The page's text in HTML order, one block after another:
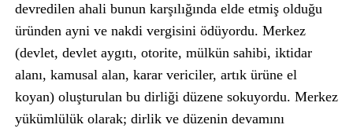
devredilen ahali bunun karşılığında elde etmiş olduğu
üründen ayni ve nakdi vergisini ödüyordu. Merkez
(devlet, devlet aygıtı, otorite, mülkün sahibi, iktidar
alanı, kamusal alan, karar vericiler, artık ürüne el
koyan) oluşturulan bu dirliği düzene sokuyordu. Merkez
yükümlülük olarak; dirlik ve düzenin devamını